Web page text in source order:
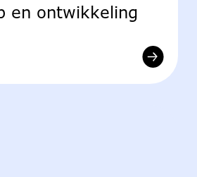
en ontwikkeling